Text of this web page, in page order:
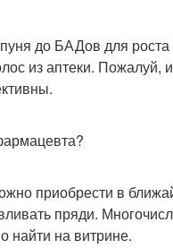
до БАДов для роста
из аптеки. Пожалуй,
приобрести в
пряди.
найти на витрине.